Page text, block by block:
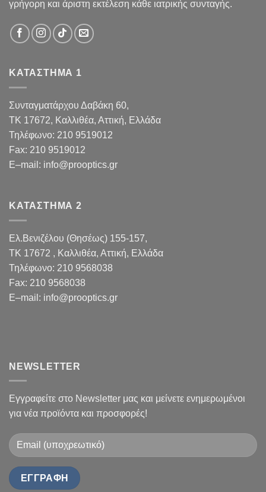
γρήγορη και άριστη εκτέλεση κάθε ιατρικής συνταγής.
ΚΑΤΑΣΤΗΜΑ 1
Συνταγματάρχου Δαβάκη 60,
TK 17672, Καλλιθέα, Αττική, Ελλάδα
Τηλέφωνο: 210 9519012
Fax: 210 9519012
E–mail : info@prooptics.gr
ΚΑΤΑΣΤΗΜΑ 2
Ελ.Βενιζέλου (Θησέως) 155-157,
TK 17672 , Καλλιθέα, Αττική, Ελλάδα
Τηλέφωνο: 210 9568038
Fax: 210 9568038
E–mail : info@prooptics.gr
NEWSLETTER
Εγγραφείτε στο Newsletter μας και μείνετε ενημερωμένοι
για νέα προϊόντα και προσφορές!